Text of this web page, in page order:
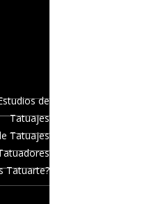
de
Tatuajes
Tatuajes
Tatuarte?